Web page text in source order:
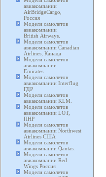
авиакомпании
AirBridgeCargo,
Россия
Модели самолетов
авиакомпании
British Airways.
Модели самолетов
авиакомпании Canadian
Airlines, Канада
Модели самолетов
авиакомпании
Emirates
Модели самолетов
авиакомпании Interflug
ГДР
Модели самолетов
авиакомпании KLM.
Модели самолетов
авиакомпании LOT,
ПНР
Модели самолетов
авиакомпании Northwest
Airlines США
Модели самолетов
авиакомпании Qantas.
Модели самолетов
авиакомпании Red
Wings Россия
Модели самолетов